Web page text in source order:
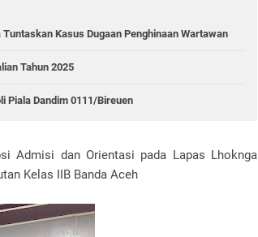
Kasus Dugaan Penghinaan Wartawan
Tahun 2025
Piala Dandim 0111/Bireuen
Admisi dan Orientasi pada Lapas Lhoknga
Kelas IIB Banda Aceh